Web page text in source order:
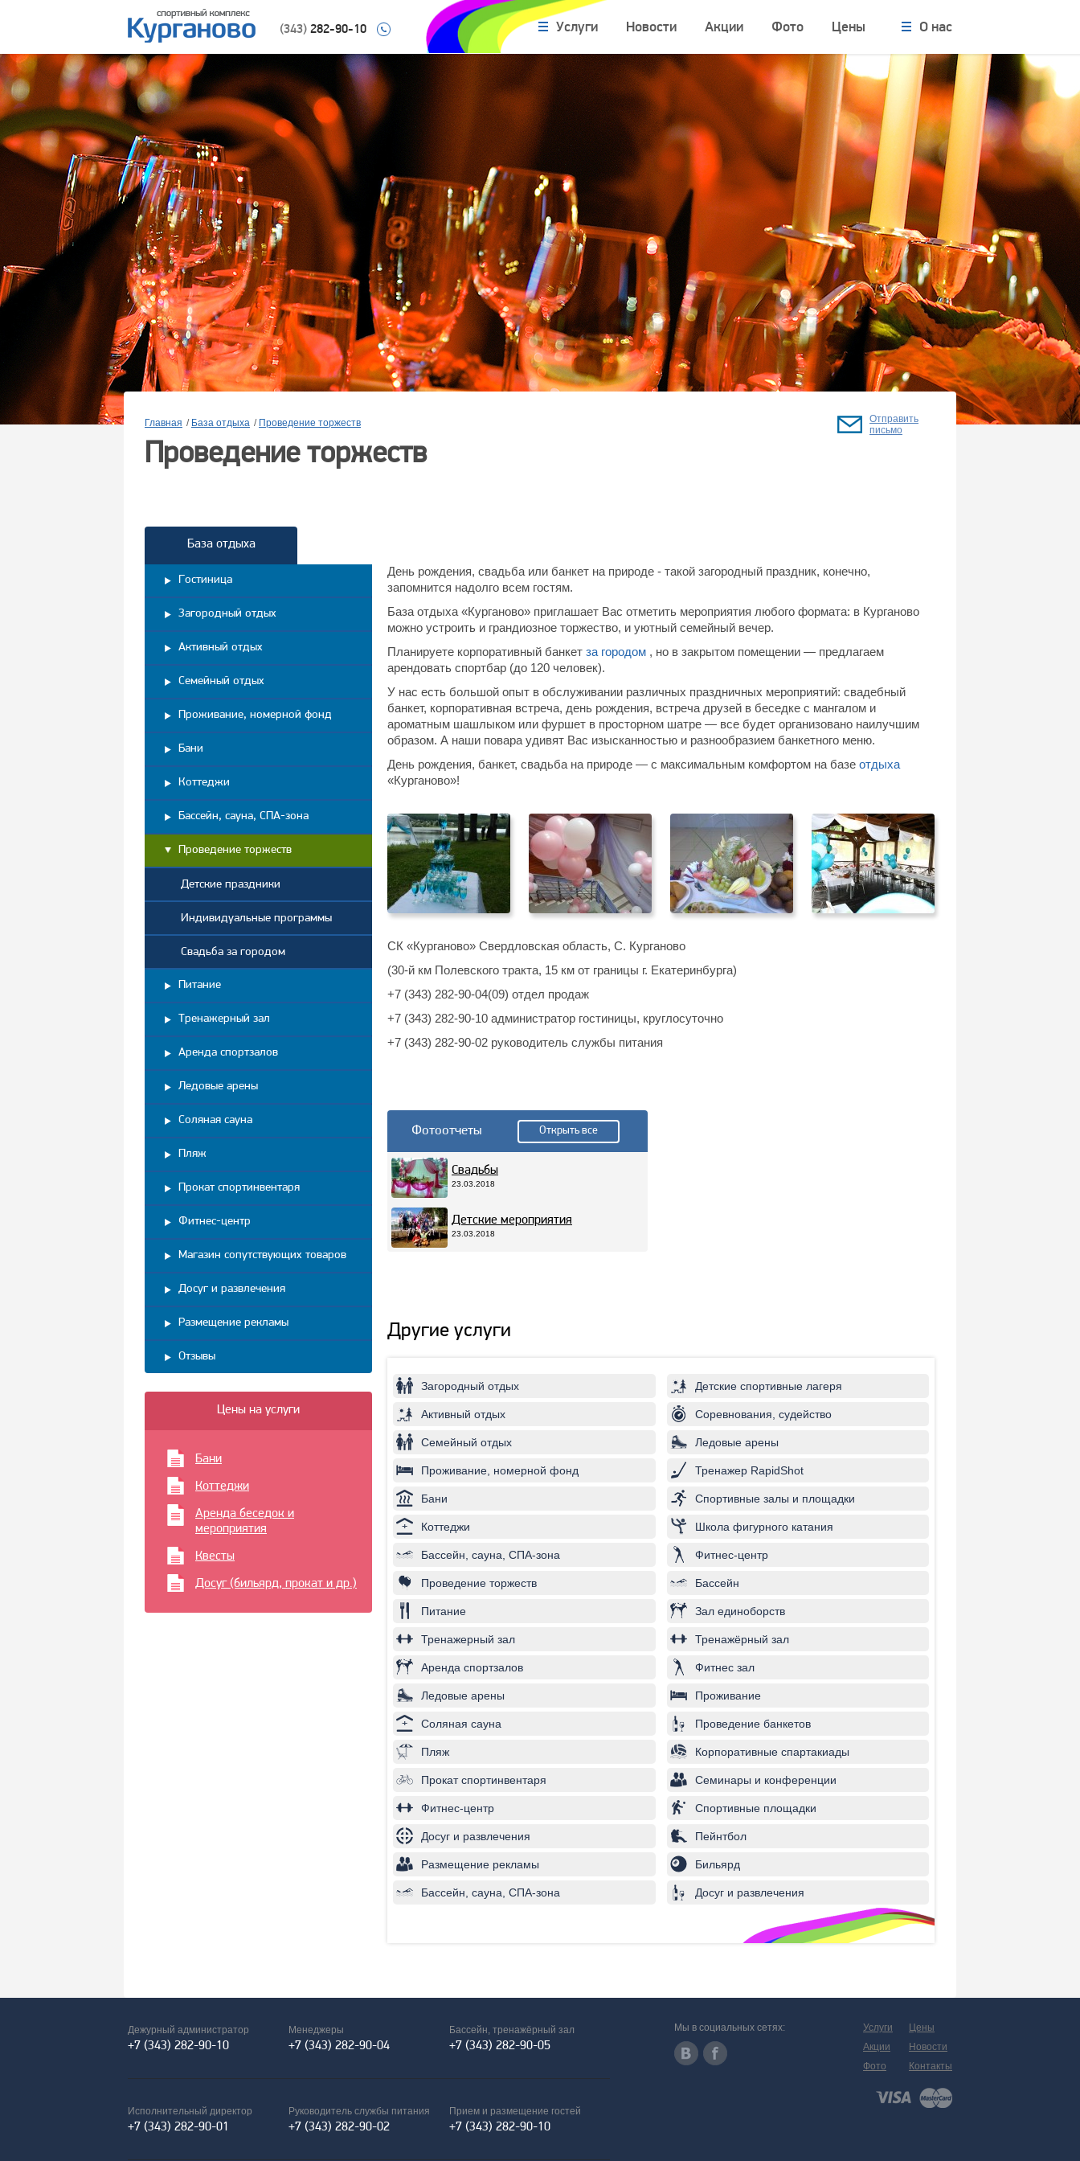
(343) 282-90-10 Услуги Новости Акции Фото Цены О нас
Главная / База отдыха / Проведение торжеств
Проведение торжеств
Отправить
письмо
База отдыха
Гостиница
Загородный отдых
Активный отдых
Семейный отдых
Проживание, номерной фонд
Бани
Коттеджи
Бассейн, сауна, СПА-зона
Проведение торжеств
Детские праздники
Индивидуальные программы
Свадьба за городом
Питание
Тренажерный зал
Аренда спортзалов
Ледовые арены
Соляная сауна
Пляж
Прокат спортинвентаря
Фитнес-центр
Магазин сопутствующих товаров
Досуг и развлечения
Размещение рекламы
Отзывы
Цены на услуги
Бани
Коттеджи
Аренда беседок и
мероприятия
Квесты
Досуг (бильярд, прокат и др.)
День рождения, свадьба или банкет на природе - такой загородный праздник, конечно,
запомнится надолго всем гостям.
База отдыха «Курганово» приглашает Вас отметить мероприятия любого формата: в Курганово
можно устроить и грандиозное торжество, и уютный семейный вечер.
Планируете корпоративный банкет за городом , но в закрытом помещении — предлагаем
арендовать спортбар (до 120 человек).
У нас есть большой опыт в обслуживании различных праздничных мероприятий: свадебный
банкет, корпоративная встреча, день рождения, встреча друзей в беседке с мангалом и
ароматным шашлыком или фуршет в просторном шатре — все будет организовано наилучшим
образом. А наши повара удивят Вас изысканностью и разнообразием банкетного меню.
День рождения, банкет, свадьба на природе — с максимальным комфортом на базе отдыха
«Курганово»!
СК «Курганово» Свердловская область, С. Курганово
(30-й км Полевского тракта, 15 км от границы г. Екатеринбурга)
+7 (343) 282-90-04(09) отдел продаж
+7 (343) 282-90-10 администратор гостиницы, круглосуточно
+7 (343) 282-90-02 руководитель службы питания
Фотоотчеты Открыть все
Свадьбы
23.03.2018
Детские мероприятия
23.03.2018
Другие услуги
Загородный отдых
Активный отдых
Семейный отдых
Проживание, номерной фонд
Бани
Коттеджи
Бассейн, сауна, СПА-зона
Проведение торжеств
Питание
Тренажерный зал
Аренда спортзалов
Ледовые арены
Соляная сауна
Пляж
Прокат спортинвентаря
Фитнес-центр
Досуг и развлечения
Размещение рекламы
Бассейн, сауна, СПА-зона
Детские спортивные лагеря
Соревнования, судейство
Ледовые арены
Тренажер RapidShot
Спортивные залы и площадки
Школа фигурного катания
Фитнес-центр
Бассейн
Зал единоборств
Тренажёрный зал
Фитнес зал
Проживание
Проведение банкетов
Корпоративные спартакиады
Семинары и конференции
Спортивные площадки
Пейнтбол
Бильярд
Досуг и развлечения
Дежурный администратор
+7 (343) 282-90-10
Менеджеры
+7 (343) 282-90-04
Бассейн, тренажёрный зал
+7 (343) 282-90-05
Исполнительный директор
+7 (343) 282-90-01
Руководитель службы питания
+7 (343) 282-90-02
Прием и размещение гостей
+7 (343) 282-90-10
Мы в социальных сетях:
Услуги
Акции
Фото
Цены
Новости
Контакты